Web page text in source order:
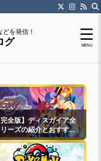
を発信！
グ
全版】ディスガイア全
ーズの紹介とおすすめ
紹介